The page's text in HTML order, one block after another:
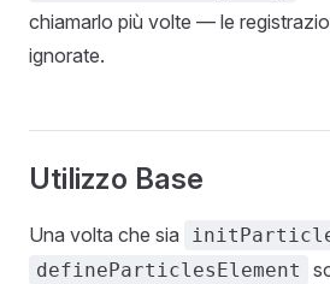
chiamarlo più volte — le
ignorate.
Utilizzo Base
Una volta che sia
defineParticlesElement